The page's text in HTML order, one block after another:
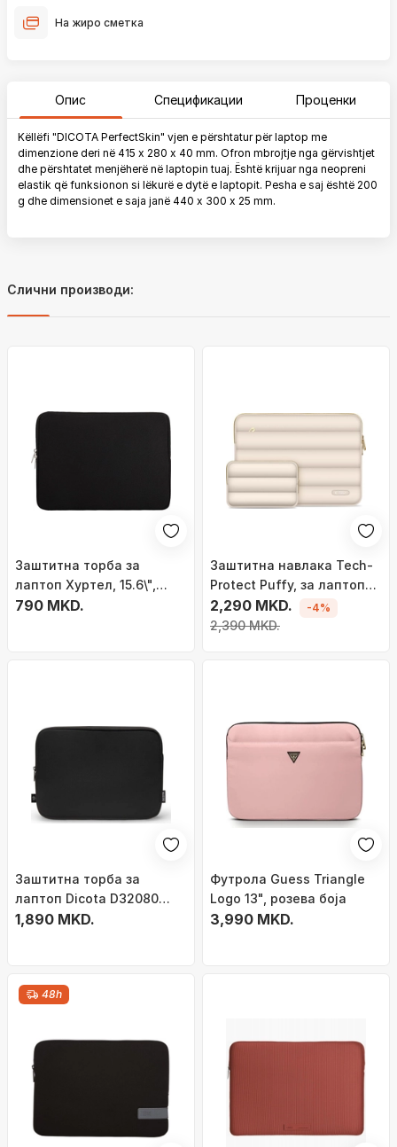
На жиро сметка
Опис Спецификации Проценки
Këllëfi "DICOTA PerfectSkin" vjen e përshtatur për laptop me
dimenzione deri në 415 x 280 x 40 mm. Ofron mbrojtje nga gërvishtjet
dhe përshtatet menjëherë në laptopin tuaj. Është krijuar nga neopreni
elastik që funksionon si lëkurë e dytë e laptopit. Pesha e saj është 200
g dhe dimensionet e saja janë 440 x 300 x 25 mm.
Слични производи:
Заштитна торба за
лаптоп Хуртел, 15.6\",
неопрен, црна
790 MKD.
Заштитна навлака Tech-
Protect Puffy, за лаптоп
13-14\", со џеб за
додатоци, сива
2,290 MKD.
2,390 MKD.
-4%
Заштитна торба за
лаптоп Dicota D32080
RPET, 14.1\", навлака, црна
1,890 MKD.
Футрола Guess Triangle
Logo 13", розева боја
3,990 MKD.
48h